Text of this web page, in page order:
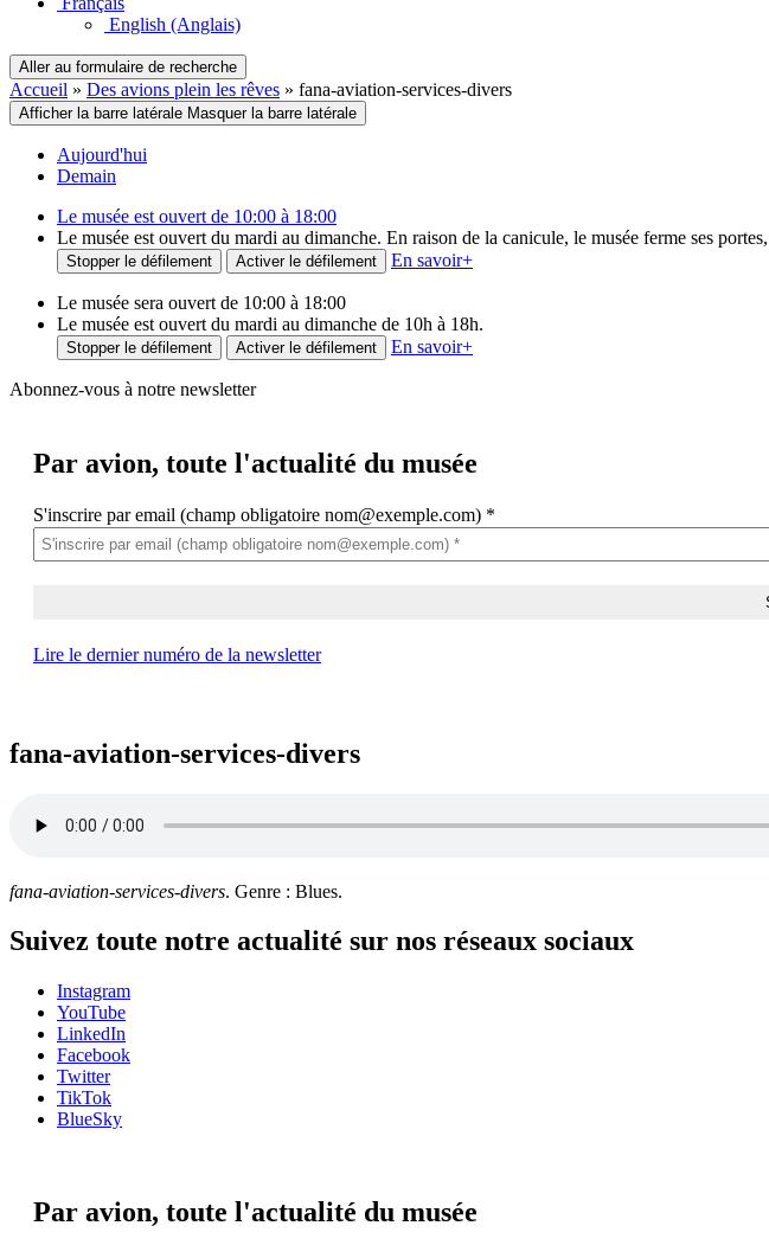
English (Anglais)
Aller au formulaire de recherche
Accueil » Des avions plein les rêves » fana-aviation-services-divers
Afficher la barre latérale Masquer la barre latérale
Aujourd'hui
Demain
Le musée est ouvert de 10:00 à 18:00
Le musée est ouvert du mardi au dimanche. En raison de la canicule, le musée ferme ses
Stopper le défilement Activer le défilement En savoir+
Le musée sera ouvert de 10:00 à 18:00
Le musée est ouvert du mardi au dimanche de 10h à 18h.
Stopper le défilement Activer le défilement En savoir+
Abonnez-vous à notre newsletter
Par avion, toute l'actualité du musée
S'inscrire par email (champ obligatoire nom@exemple.com) *
Lire le dernier numéro de la newsletter
fana-aviation-services-divers
fana-aviation-services-divers. Genre : Blues.
Suivez toute notre actualité sur nos réseaux sociaux
Instagram
YouTube
LinkedIn
Facebook
Twitter
TikTok
BlueSky
Par avion, toute l'actualité du musée